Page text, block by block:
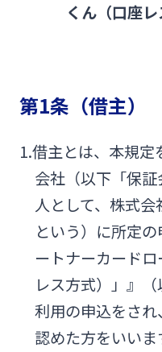
よくあるご質問
English
個人のお客さま
くん（口座
第1条（借主）
1.借主とは、本規
会社（以下「保
人として、株式会
という）に所定
ートナーカード
レス方式）」』
利用の申込をさ
認めた方をいいま